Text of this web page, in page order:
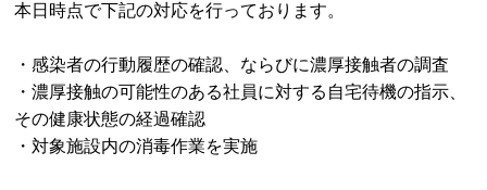
本日時点で下記の対応を行っております。
・感染者の行動履歴の確認、ならびに濃厚接触者の調査
・濃厚接触の可能性のある社員に対する自宅待機の指示、
その健康状態の経過確認
・対象施設内の消毒作業を実施